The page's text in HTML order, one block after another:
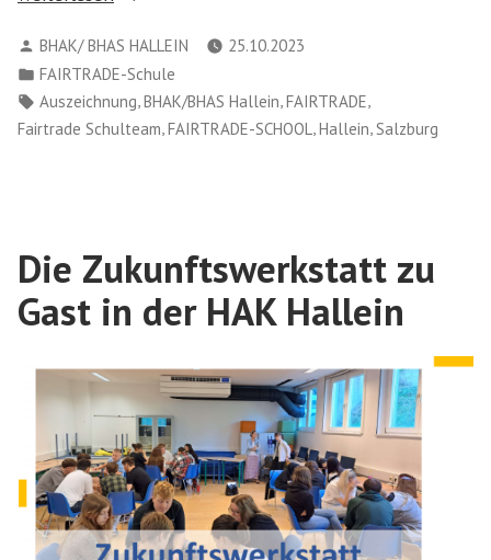
FAIRTRADE-
School“
Verfasst
von
BHAK/ BHAS HALLEIN
25.10.2023
Veröffentlicht
in
FAIRTRADE-Schule
Schlagwörter:
Auszeichnung BHAK/BHAS Hallein FAIRTRADE
Fairtrade Schulteam FAIRTRADE-SCHOOL Hallein Salzburg
Die Zukunftswerkstatt zu
Gast in der HAK Hallein